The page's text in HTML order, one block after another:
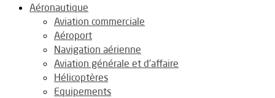
Aéronautique
Aviation commerciale
Aéroport
Navigation aérienne
Aviation générale et d’affaire
Hélicoptères
Equipements